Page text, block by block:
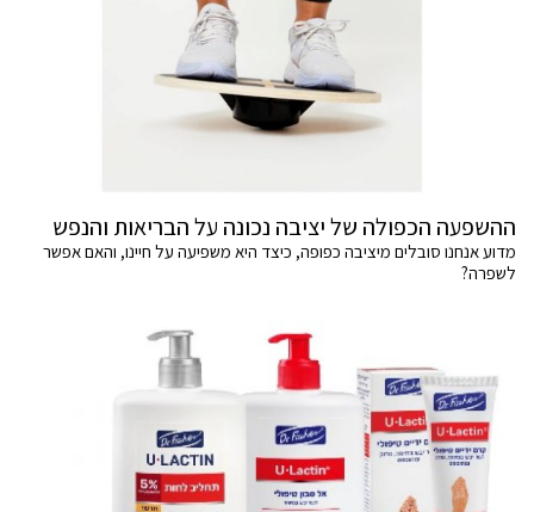
ההשפעה הכפולה של יציבה נכונה על הבריאות והנפש
מדוע אנחנו סובלים מיציבה כפופה, כיצד היא משפיעה על חיינו, והאם אפשר
לשפרה?